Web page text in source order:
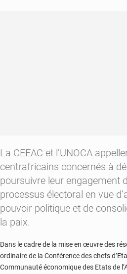
La CEEAC et l’UNOCA
centrafricains concernés à
poursuivre leur engagement
processus électoral en vue
pouvoir politique et de
la paix.
Dans le cadre de la mise en œuvre des
ordinaire de la Conférence des chefs
Communauté économique des Etats de